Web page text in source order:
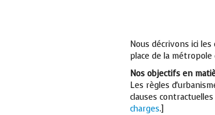
Nous décrivons ici
place de la
Nos objectifs en
Les règles
clauses
charges.]